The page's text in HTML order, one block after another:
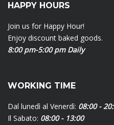
HAPPY HOURS
Join us for Happy Hour!
Enjoy discount baked goods.
8:00 pm-5:00 pm Daily
WORKING TIME
Dal lunedì al Venerdì: 08:00 -
Il Sabato: 08:00 - 13:00